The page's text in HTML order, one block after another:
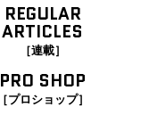
REGULAR
ARTICLES
［連載］
PRO SHOP
［プロショップ］